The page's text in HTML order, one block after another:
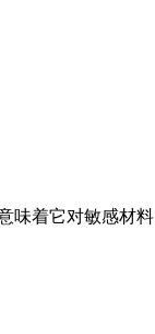
着它对敏感材料